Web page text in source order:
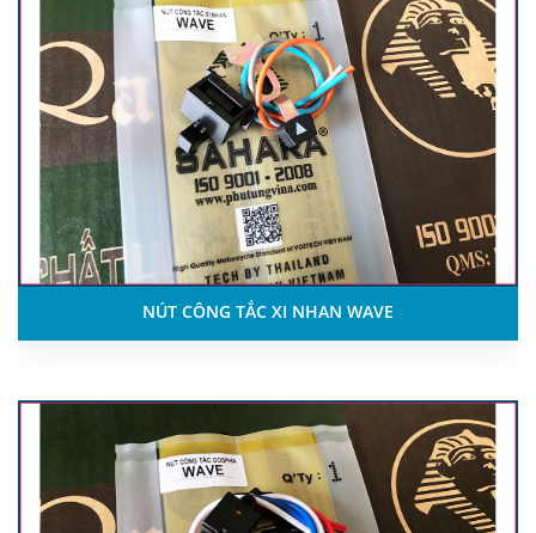
NÚT CÔNG TẮC XI NHAN WAVE